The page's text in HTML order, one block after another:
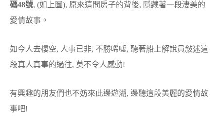
碼48號, (如上圖), 原來這間房子的背後, 隱藏著一段淒美的
愛情故事。
如今人去樓空, 人事已非, 不勝唏噓, 聽著船上解說員敍述這
段真人真事的過往, 莫不令人感動!
有興趣的朋友們也不妨來此邊遊湖, 邊聽這段美麗的愛情故
事吧!